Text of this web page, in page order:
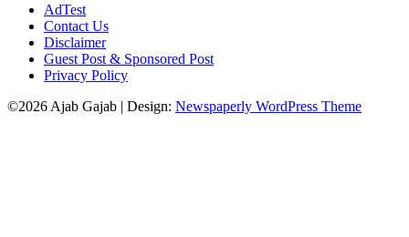
AdTest
Contact Us
Disclaimer
Guest Post & Sponsored Post
Privacy Policy
©2026 Ajab Gajab | Design: Newspaperly WordPress Theme